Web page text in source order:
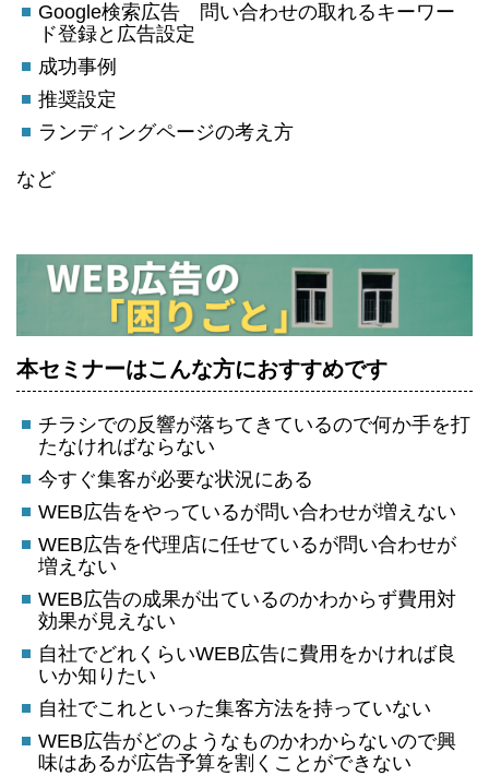
Google検索広告 問い合わせの取れるキーワー
ド登録と広告設定
成功事例
推奨設定
ランディングページの考え方
など
本セミナーはこんな方におすすめです
チラシでの反響が落ちてきているので何か手を打
たなければならない
今すぐ集客が必要な状況にある
WEB広告をやっているが問い合わせが増えない
WEB広告を代理店に任せているが問い合わせが
増えない
WEB広告の成果が出ているのかわからず費用対
効果が見えない
自社でどれくらいWEB広告に費用をかければ良
いか知りたい
自社でこれといった集客方法を持っていない
WEB広告がどのようなものかわからないので興
味はあるが広告予算を割くことができない